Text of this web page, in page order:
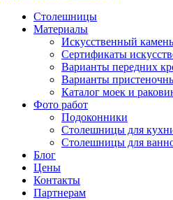
Столешницы
Материалы
Искусственный камень
Сертификаты
Варианты передних
Варианты
Каталог моек и
Фото работ
Подоконники
Столешницы для
Столешницы для
Блог
Цены
Контакты
Партнерам